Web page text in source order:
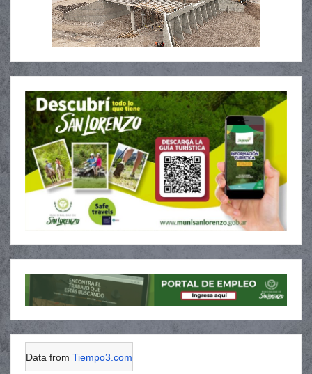
Data from Tiempo3.com